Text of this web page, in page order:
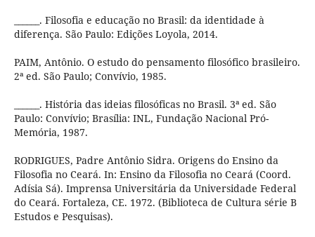
______. Filosofia e educação no Brasil: da identidade à
diferença. São Paulo: Edições Loyola, 2014.
PAIM, Antônio. O estudo do pensamento filosófico brasileiro.
2ª ed. São Paulo; Convívio, 1985.
______. História das ideias filosóficas no Brasil. 3ª ed. São
Paulo: Convívio; Brasília: INL, Fundação Nacional Pró-
Memória, 1987.
RODRIGUES, Padre Antônio Sidra. Origens do Ensino da
Filosofia no Ceará. In: Ensino da Filosofia no Ceará (Coord.
Adísia Sá). Imprensa Universitária da Universidade Federal
do Ceará. Fortaleza, CE. 1972. (Biblioteca de Cultura série B
Estudos e Pesquisas).